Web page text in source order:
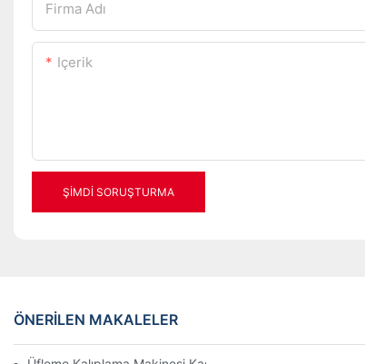
Firma Adı
Içerik
ŞIMDI SORUŞTURMA
ÖNERILEN MAKALELER